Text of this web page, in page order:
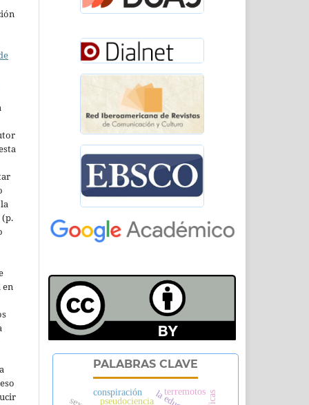
PALABRAS CLAVE
pseudociencia
terremotos
conspiración